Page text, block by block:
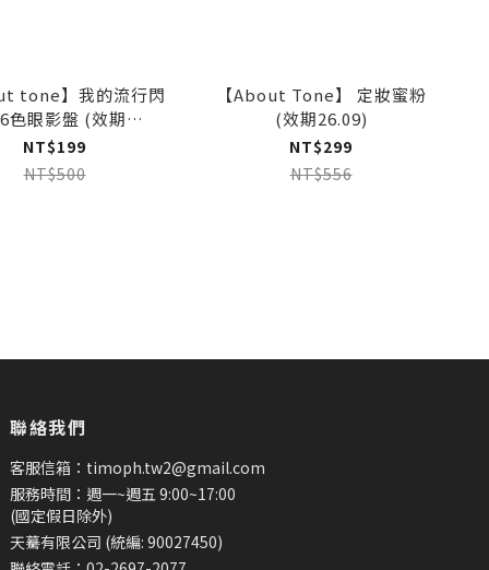
tone】我的流行閃
色眼影盤 (效期
26.08~26.11)
NT$199
NT$500
【About Tone】 定妝蜜粉
(效期26.09)
NT$299
NT$556
聯絡我們
客服信箱：timoph.tw2@gmail.com
服務時間：週一~週五 9:00~17:00
(國定假日除外)
天驀有限公司 (統編: 90027450)